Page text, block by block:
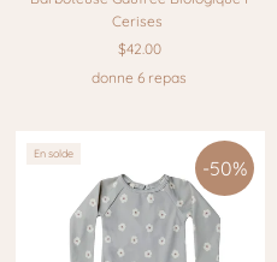
Cerises
$42.00
donne 6 repas
En solde
-50%